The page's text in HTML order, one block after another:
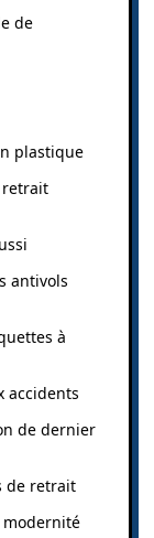
de
plastique
retrait
antivols
à
accidents
de dernier
de retrait
modernité